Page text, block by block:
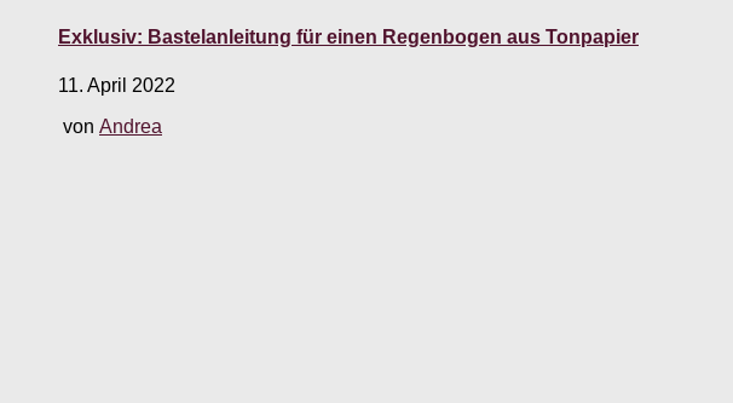
Exklusiv: Bastelanleitung für einen Regenbogen aus Tonpapier
11. April 2022
von Andrea